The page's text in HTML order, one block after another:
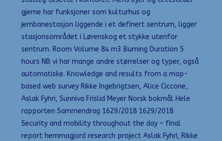
gjerne har funksjoner som kulturhus og
jernbanestasjon liggende i et definert sentrum, ligger
stasjonsområdet i Lørenskog et stykke utenfor
sentrum. Room Volume 84 m3 Burning Duration 5
hours NB vi har mange andre størrelser og typer, også
automatiske. Knowledge and results from a map-
based web survey Rikke Ingebrigtsen, Alice Ciccone,
Aslak Fyhri, Sunniva Frislid Meyer Norsk bokmål Hele
rapporten Sammendrag 1629/2018 1629/2018
Security and mobility throughout the day – final
report hemmagjord research project Aslak Fyhri, Rikke